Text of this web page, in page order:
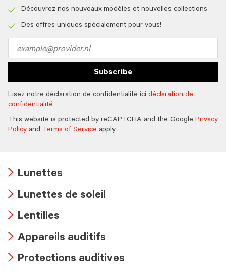
icon
icon
Découvrez nos nouveaux modèles et nouvelles collections
Des offres uniques spécialement pour vous!
address
Subscribe
Lisez notre déclaration de confidentialité ici déclaration de
confidentialité
This website is protected by reCAPTCHA and the Google Privacy
Policy and Terms of Service apply
icon
Lunettes
icon
Lunettes de soleil
icon
Lentilles
icon
Appareils auditifs
Protections auditives